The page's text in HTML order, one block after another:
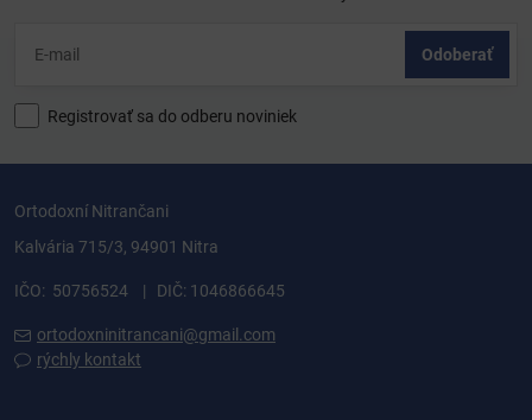
Odoberať
Registrovať sa do odberu noviniek
Ortodoxní Nitrančani
Kalvária 715/3, 94901 Nitra
IČO: 50756524 | DIČ: 1046866645
ortodoxninitrancani@gmail.com
rýchly kontakt